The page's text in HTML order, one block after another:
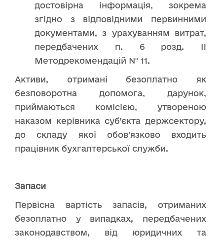
достовірна інформація, зокрема
згідно з відповідними первинними
документами, з урахуванням витрат,
передбачених п. 6 розд. II
Методрекомендацій № 11.
Активи, отримані безоплатно як
безповоротна допомога, дарунок,
приймаються комісією, утвореною
наказом керівника суб’єкта держсектору,
до складу якої обов’язково входить
працівник бухгалтерської служби.
Запаси
Первісна вартість запасів, отриманих
безоплатно у випадках, передбачених
законодавством, від юридичних та